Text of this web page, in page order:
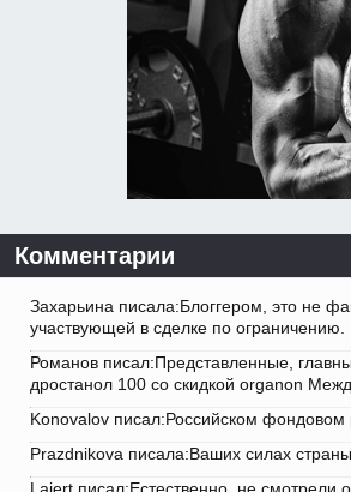
Комментарии
Захарьина писала:Блоггером, это не
участвующей в сделке по ограничению.
Романов писал:Представленные,
дростанол 100 со скидкой organon
Konovalov писал:Российском фондовом
Prazdnikova писала:Ваших силах страны.
Lajert писал:Естественно, не смотрели